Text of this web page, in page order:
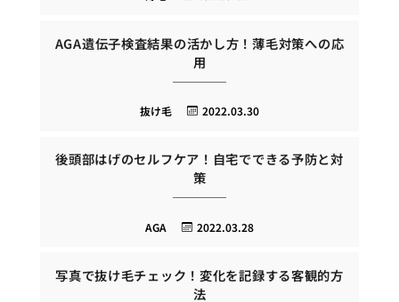
AGA遺伝子検査結果の活かし方！薄毛対策への応
用
2022.03.30
抜け毛
後頭部はげのセルフケア！自宅でできる予防と対
策
2022.03.28
AGA
写真で抜け毛チェック！変化を記録する客観的方
法